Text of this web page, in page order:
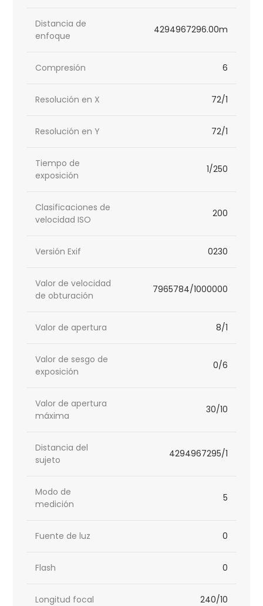
Distancia de
enfoque
4294967296.00m
Compresión 6
Resolución en X 72/1
Resolución en Y 72/1
Tiempo de
exposición
1/250
Clasificaciones de
velocidad ISO
200
Versión Exif 0230
Valor de velocidad
de obturación
7965784/1000000
Valor de apertura 8/1
Valor de sesgo de
exposición
0/6
Valor de apertura
máxima
30/10
Distancia del
sujeto
4294967295/1
Modo de
medición
5
Fuente de luz 0
Flash 0
Longitud focal 240/10